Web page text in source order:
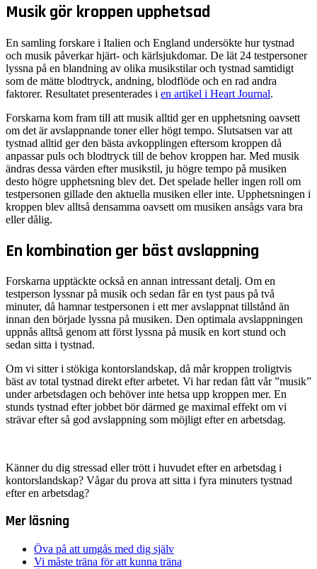
Musik gör kroppen upphetsad
En samling forskare i Italien och England undersökte hur tystnad
och musik påverkar hjärt- och kärlsjukdomar. De lät 24 testpersoner
lyssna på en blandning av olika musikstilar och tystnad samtidigt
som de mätte blodtryck, andning, blodflöde och en rad andra
faktorer. Resultatet presenterades i en artikel i Heart Journal.
Forskarna kom fram till att musik alltid ger en upphetsning oavsett
om det är avslappnande toner eller högt tempo. Slutsatsen var att
tystnad alltid ger den bästa avkopplingen eftersom kroppen då
anpassar puls och blodtryck till de behov kroppen har. Med musik
ändras dessa värden efter musikstil, ju högre tempo på musiken
desto högre upphetsning blev det. Det spelade heller ingen roll om
testpersonen gillade den aktuella musiken eller inte. Upphetsningen i
kroppen blev alltså densamma oavsett om musiken ansågs vara bra
eller dålig.
En kombination ger bäst avslappning
Forskarna upptäckte också en annan intressant detalj. Om en
testperson lyssnar på musik och sedan får en tyst paus på två
minuter, då hamnar testpersonen i ett mer avslappnat tillstånd än
innan den började lyssna på musiken. Den optimala avslappningen
uppnås alltså genom att först lyssna på musik en kort stund och
sedan sitta i tystnad.
Om vi sitter i stökiga kontorslandskap, då mår kroppen troligtvis
bäst av total tystnad direkt efter arbetet. Vi har redan fått vår ”musik”
under arbetsdagen och behöver inte hetsa upp kroppen mer. En
stunds tystnad efter jobbet bör därmed ge maximal effekt om vi
strävar efter så god avslappning som möjligt efter en arbetsdag.
Känner du dig stressad eller trött i huvudet efter en arbetsdag i
kontorslandskap? Vågar du prova att sitta i fyra minuters tystnad
efter en arbetsdag?
Mer läsning
Öva på att umgås med dig själv
Vi måste träna för att kunna träna